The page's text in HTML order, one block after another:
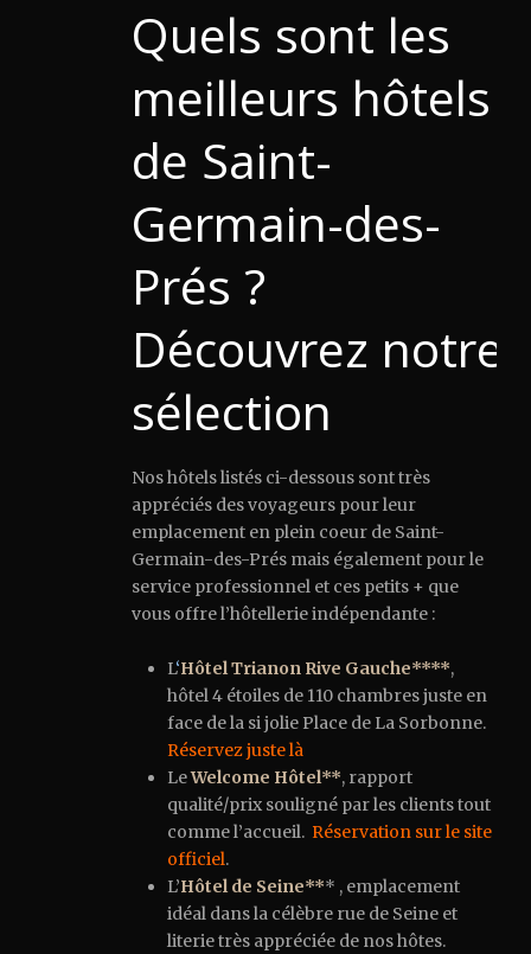
Quels sont les
meilleurs hôtels
de Saint-
Germain-des-
Prés ?
Découvrez notre
sélection
Nos hôtels listés ci-dessous sont très
appréciés des voyageurs pour leur
emplacement en plein coeur de Saint-
Germain-des-Prés mais également pour le
service professionnel et ces petits + que
vous offre l’hôtellerie indépendante :
L‘Hôtel Trianon Rive Gauche****,
hôtel 4 étoiles de 110 chambres juste en
face de la si jolie Place de La Sorbonne.
Réservez juste là
LeWelcome Hôtel**, rapport
qualité/prix souligné par les clients tout
comme l’accueil. Réservation sur le site
officiel.
L’Hôtel de Seine*** , emplacement
idéal dans la célèbre rue de Seine et
literie très appréciée de nos hôtes.